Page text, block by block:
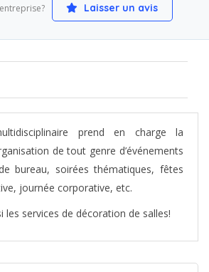
Laisser un avis
prend en charge la
de tout genre d’événements
bureau, soirées thématiques, fêtes
journée corporative, etc.
les services de décoration de salles!